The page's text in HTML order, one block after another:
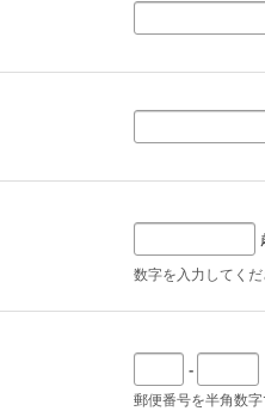
数字を入力してくだ
-
郵便番号を半角数